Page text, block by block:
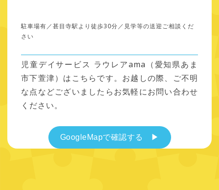
駐車場有／甚目寺駅より徒歩30分／見学等の送迎ご相談くだ
さい
児童デイサービス ラウレアama（愛知県あま
市下萱津）はこちらです。お越しの際、ご不明
な点などございましたらお気軽にお問い合わせ
ください。
GoogleMapで確認する ▶︎